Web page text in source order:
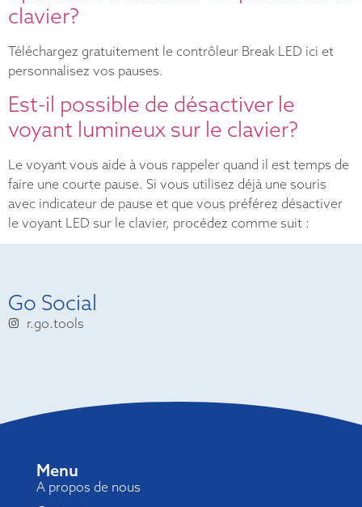
clavier?
Téléchargez gratuitement le contrôleur Break LED ici et
personnalisez vos pauses.
Est-il possible de désactiver le
voyant lumineux sur le clavier?
Le voyant vous aide à vous rappeler quand il est temps de
faire une courte pause. Si vous utilisez déjà une souris
avec indicateur de pause et que vous préférez désactiver
le voyant LED sur le clavier, procédez comme suit :
Go Social
r.go.tools
Menu
A propos de nous